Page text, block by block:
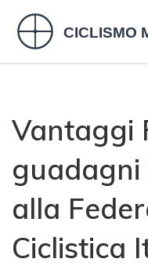
Vantaggi
guadagni
alla
Ciclistica